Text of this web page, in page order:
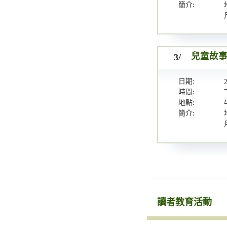
簡介:
3/ 兒童故
日期:
時間:
地點:
簡介:
讀者教育活動